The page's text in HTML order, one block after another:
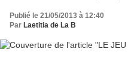
Publié le 21/05/2013 à 12:40
Par Laetitia de La B